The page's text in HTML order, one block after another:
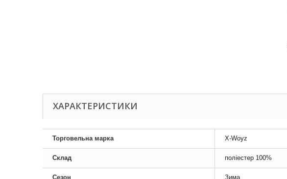
ХАРАКТЕРИСТИКИ
Торговельна марка X-Woyz
Склад поліестер 100%
Сезон Зима